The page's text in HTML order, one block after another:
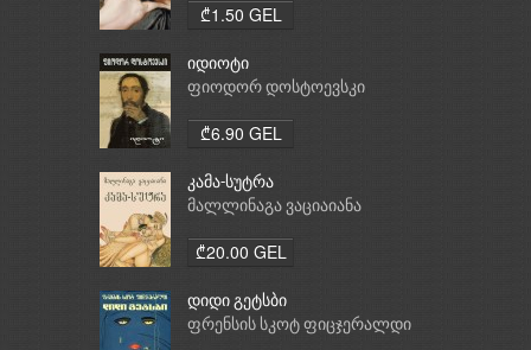
₾1.50 GEL
იდიოტი
ფიოდორ დოსტოევსკი
₾6.90 GEL
კამა-სუტრა
მალლინაგა ვაციაიანა
₾20.00 GEL
დიდი გეტსბი
ფრენსის სკოტ ფიცჯერალდი